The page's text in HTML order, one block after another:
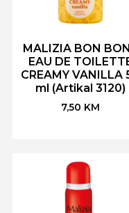
MALIZIA BON
EAU DE
CREAMY VANILLA
ml (Artikal 3120)
7,50 KM